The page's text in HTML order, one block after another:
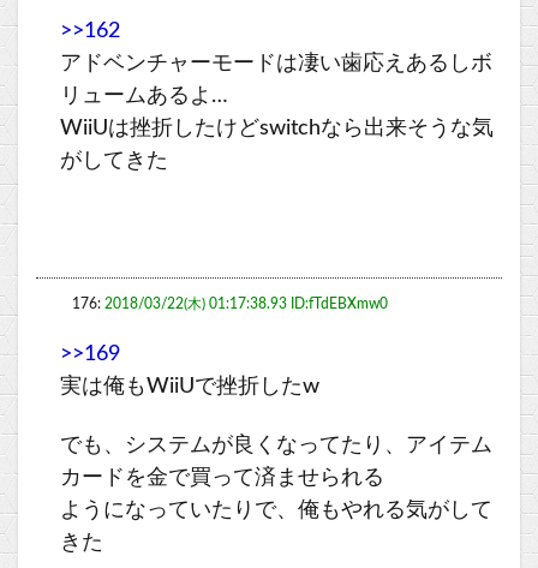
>>162
アドベンチャーモードは凄い歯応えあるしボ
リュームあるよ…
WiiUは挫折したけどswitchなら出来そうな気
がしてきた
176: 2018/03/22(木) 01:17:38.93 ID:fTdEBXmw0
>>169
実は俺もWiiUで挫折したw
でも、システムが良くなってたり、アイテム
カードを金で買って済ませられる
ようになっていたりで、俺もやれる気がして
きた